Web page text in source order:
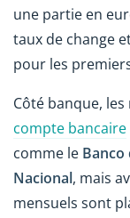
une partie en
taux de change
pour les
Côté banque,
compte bancaire
comme le Banco
Nacional, mais
mensuels sont